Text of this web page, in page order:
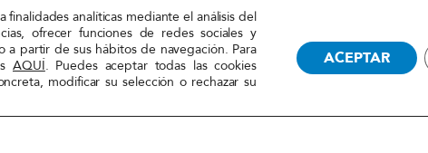
TRANSPARENCIA
analíticas mediante el análisis del
ofrecer funciones de redes sociales y
partir de sus hábitos de navegación. Para
AQUÍ. Puedes aceptar todas las cookies
modificar su selección o rechazar su
ACEPTAR